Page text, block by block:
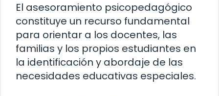
El asesoramiento psicopedagógico
constituye un recurso fundamental
para orientar a los docentes, las
familias y los propios estudiantes en
la identificación y abordaje de las
necesidades educativas especiales.